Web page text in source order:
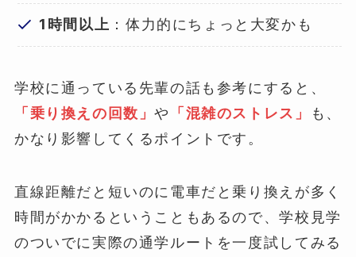
1時間以上 ：体力的にちょっと大変かも
学校に通っている先輩の話も参考にすると、
「乗り換えの回数」や 「混雑のストレス」
も、
かなり影響してくるポイントです。
直線距離だと短いのに電車だと乗り換えが多く
時間がかかるということもあるので、学校見学
のついでに実際の通学ルートを一度試してみる